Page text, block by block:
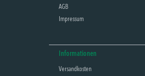
AGB
Impressum
Informationen
Versandkosten